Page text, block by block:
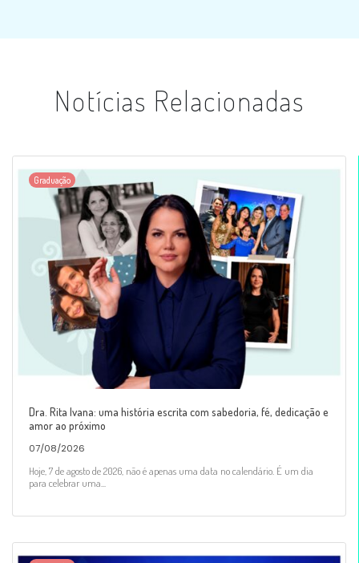
Notícias Relacionadas
Graduação
Dra. Rita Ivana: uma história escrita com sabedoria, fé, dedicação e
amor ao próximo
07/08/2026
Hoje, 7 de agosto de 2026, não é apenas uma data no calendário. É um dia
para celebrar uma...